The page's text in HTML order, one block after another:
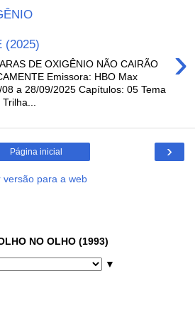
(2025)
›
DE OXIGÊNIO NÃO CAIRÃO
Emissora: HBO Max
08 a 28/09/2025 Capítulos: 05 Tema
›
Página inicial
versão para a web
NO OLHO (1993)
▼